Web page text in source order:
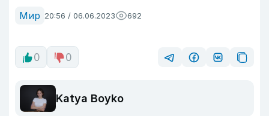
Мир 20:56 / 06.06.2023 692
0 0
Katya Boyko